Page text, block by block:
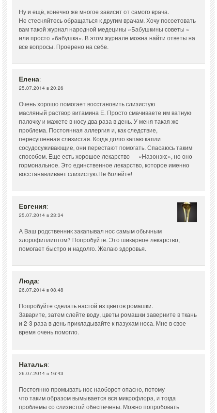
Ну и ещё, конечно же многое зависит от самого врача.
Не стесняйтесь обращаться к другим врачам. Хочу посоетовать
вам такой журнал народной медецины «Бабушкины советы »
или просто «бабушка». В этом журнале можна найти ответы на
все вопросы. Проерено на себе.
Елена:
25.07.2014 в 20:26
Очень хорошо помогает восстановить слизистую
масляный раствор витамина Е. Просто смачиваете им ватную
палочку и мажете в носу два раза в день. У меня такая же
проблема. Постоянная аллергия и, как следствие,
пересушенная слизистая. Когда долго капаю капли
сосудосуживающие, они перестают помогать. Спасаюсь таким
способом. Еще есть хорошое лекарство — «Назонэкс», но оно
гормональное. Это единственное лекарство, которое именно
восстанавливает слизистую.Не болейте!
Евгения:
25.07.2014 в 23:34
А Ваш родственник закапывал нос самым обычным
хлорофиллиптом? Попробуйте. Это шикарное лекарство,
помогает быстро и надолго. Желаю здоровья.
Люда:
26.07.2014 в 08:48
Попробуйте сделать настой из цветов ромашки.
Заварите, затем слейте воду, цветы ромашки заверните в ткань
и 2-3 раза в день прикладывайте к пазухам носа. Мне в свое
время очень помогло.
Наталья:
26.07.2014 в 16:43
Постоянно промывать нос наоборот опасно, потому
что таким образом вымывается вся микрофлора, и тогда
проблемы со слизистой обеспечены. Можно попробовать